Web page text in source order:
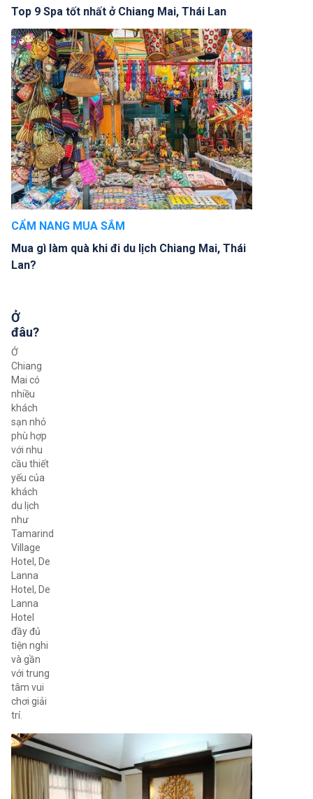
Top 9 Spa tốt nhất ở Chiang Mai, Thái Lan
CẨM NANG MUA SẮM
Mua gì làm quà khi đi du lịch Chiang Mai, Thái
Lan?
Ở
đâu?
Ở
Chiang
Mai có
nhiều
khách
sạn nhỏ
phù hợp
với nhu
cầu thiết
yếu của
khách
du lịch
như
Tamarind
Village
Hotel, De
Lanna
Hotel, De
Lanna
Hotel
đầy đủ
tiện nghi
và gần
với trung
tâm vui
chơi giải
trí.